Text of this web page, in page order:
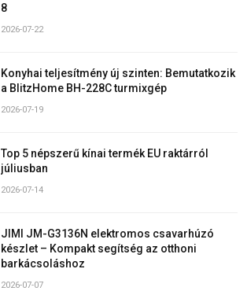
8
2026-07-22
Konyhai teljesítmény új szinten: Bemutatkozik
a BlitzHome BH-228C turmixgép
2026-07-19
Top 5 népszerű kínai termék EU raktárról
júliusban
2026-07-14
JIMI JM-G3136N elektromos csavarhúzó
készlet – Kompakt segítség az otthoni
barkácsoláshoz
2026-07-07